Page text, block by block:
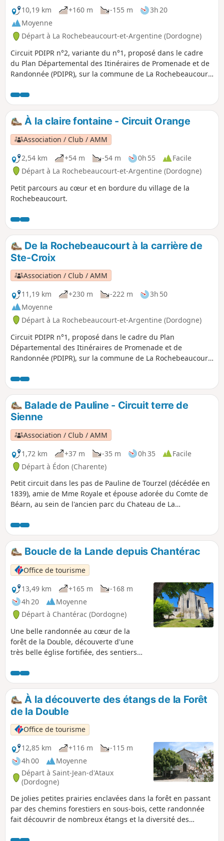
10,19 km
+160 m -155 m
3h 20
Moyenne
Départ à La Rochebeaucourt-et-Argentine (Dordogne)
Circuit PDIPR n°2, variante du n°1, proposé dans le cadre
du Plan Départemental des Itinéraires de Promenade et de
Randonnée (PDIPR), sur la commune de La Rochebeaucourt
l'église d'Argentine et son passé historique. Puis une longue
errance sur l'empreinte de l'ancienne voie ferrée
Angoulême - Marmande, vous mènera à travers bois et
taillis sur le plateau calcaire en bordure du terrain
d'aviation, avant de basculer sur un versant verdoyant qui
fait face à la Nizonne et rejoint le village.
À la claire fontaine - Circuit Orange
Association / Club / AMM
2,54 km
+54 m -54 m 0h 55
Facile
Départ à La Rochebeaucourt-et-Argentine (Dordogne)
Petit parcours au cœur et en bordure du village de la
Rochebeaucourt.
De la Rochebeaucourt à la carrière de
Ste-Croix
Association / Club / AMM
11,19 km
+230 m -222 m
3h 50
Moyenne
Départ à La Rochebeaucourt-et-Argentine (Dordogne)
Circuit PDIPR n°1, proposé dans le cadre du Plan
Départemental des Itinéraires de Promenade et de
Randonnée (PDIPR), sur la commune de La Rochebeaucourt
Plateau d'Argentine et son passé historique. Puis, une
longue errance, sur l'empreinte de l'ancienne voie ferrée
Angoulême - Marmande, vous mènera à travers bois et
taillis, en bordure de la carrière de Ste Croix, avant de
basculer sur un versant verdoyant qui fait face à la Nizonne
et rejoint le village.
Balade de Pauline - Circuit terre de
Sienne
Association / Club / AMM
1,72 km
+37 m -35 m 0h 35
Facile
Départ à Édon (Charente)
Petit circuit dans les pas de Pauline de Tourzel (décédée en
1839), amie de Mme Royale et épouse adorée du Comte de
Béarn, au sein de l'ancien parc du Chateau de La
Boucle de la Lande depuis Chantérac
Office de tourisme
13,49 km
+165 m
-168 m
4h 20
Moyenne
Départ à Chantérac (Dordogne)
Une belle randonnée au cœur de la
forêt de la Double, découverte d'une
très belle église fortifiée, des sentiers
pour s’oxygéner, se ressourcer et
savourer le calme de la nature.
À la découverte des étangs de la Forêt
de la Double
Office de tourisme
12,85 km
+116 m
-115 m
4h 00
Moyenne
Départ à Saint-Jean-d'Ataux
(Dordogne)
De jolies petites prairies enclavées dans la forêt en passant
par des chemins forestiers en sous-bois, cette randonnée
fait découvrir de nombreux étangs et la diversité des